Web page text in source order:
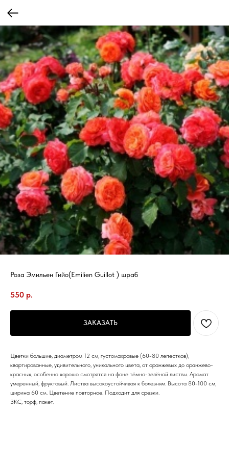
Роза Эмильен Гийо(Emilien Guillot ) шраб
550 р.
ЗАКАЗАТЬ
Цветки большие, диаметром 12 см, густомахровые (60-80 лепестков),
квартированные, удивительного, уникального цвета, от оранжевых до оранжево-
красных, особенно хорошо смотрятся на фоне тёмно-зелёной листвы. Аромат
умеренный, фруктовый. Листва высокоустойчивая к болезням. Высота 80-100 см,
ширина 60 см. Цветение повторное. Подходит для срезки.
ЗКС, торф, пакет.